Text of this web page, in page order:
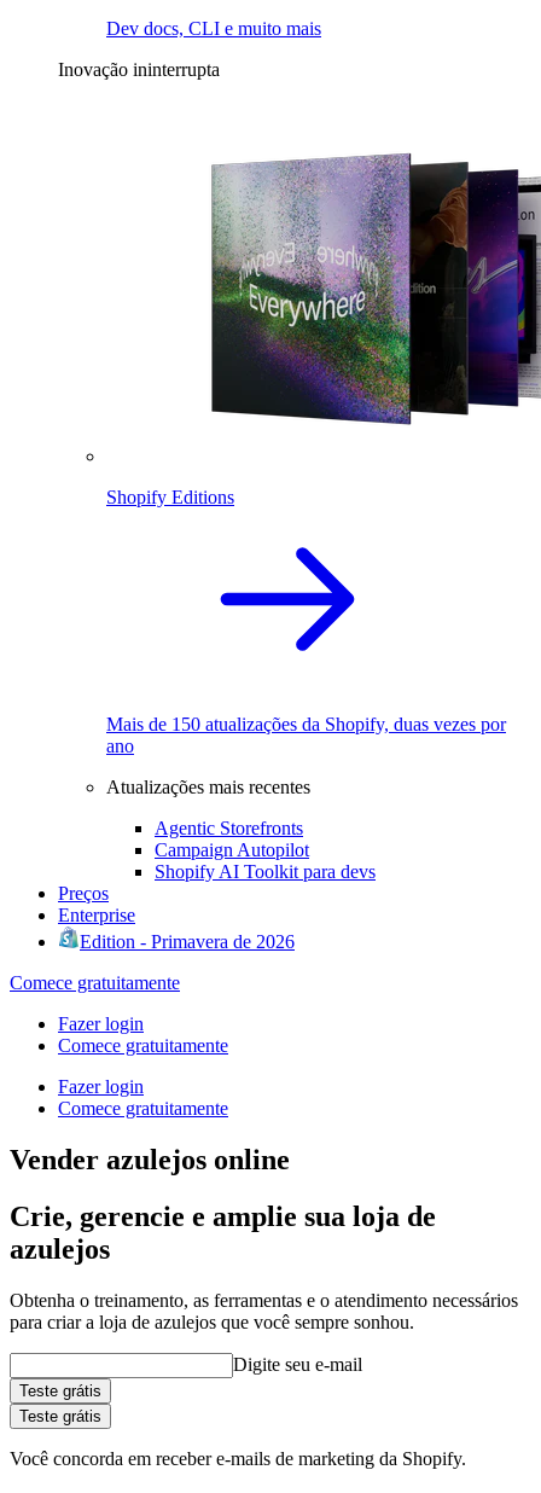
Dev docs, CLI e muito mais
Inovação ininterrupta
Shopify Editions
Mais de 150 atualizações da Shopify, duas vezes por
ano
Atualizações mais recentes
Agentic Storefronts
Campaign Autopilot
Shopify AI Toolkit para devs
Preços
Enterprise
Edition - Primavera de 2026
Comece gratuitamente
Fazer login
Comece gratuitamente
Fazer login
Comece gratuitamente
Vender azulejos online
Crie, gerencie e amplie sua loja de
azulejos
Obtenha o treinamento, as ferramentas e o atendimento necessários
para criar a loja de azulejos que você sempre sonhou.
Digite seu e-mail
Teste grátis
Teste grátis
Você concorda em receber e-mails de marketing da Shopify.